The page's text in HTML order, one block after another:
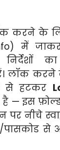
करने के
में
लॉक करने
से हटकर
है — इस
पर नीचे
पासकोड